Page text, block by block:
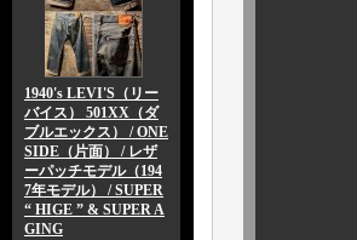
1940's LEVI'S（リー
バイス） 501XX（ダ
ブルエックス） / ONE
SIDE（片面） / レザ
ーパッチモデル（194
7年モデル） / SUPER
“ HIGE ” & SUPER A
GING